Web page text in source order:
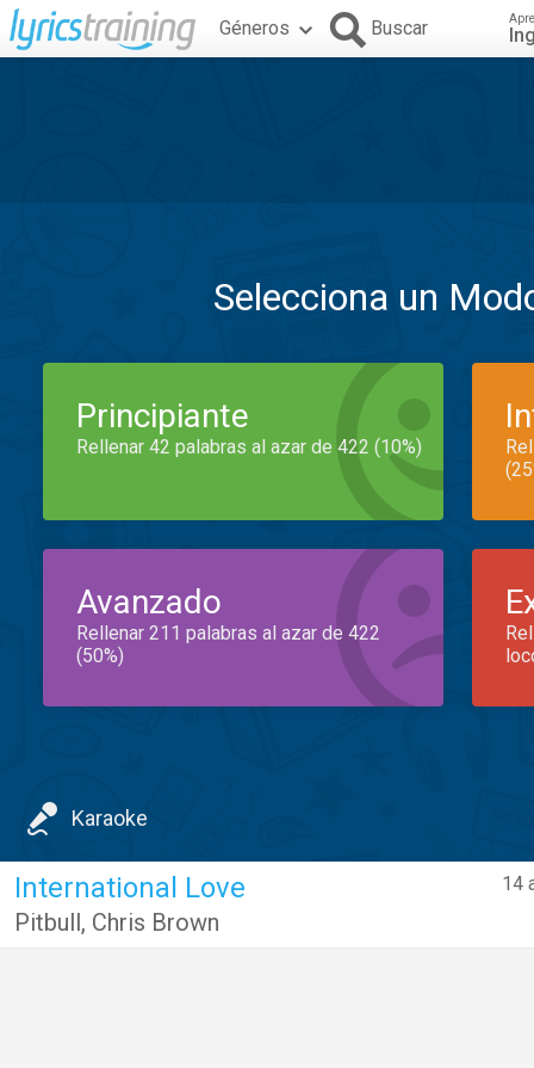
Géneros Buscar
Selecciona un
Principiante
Rellenar 42 palabras al azar de 422 (10%)
Avanzado
Rellenar 211 palabras al azar de 422
(50%)
Karaoke
14
International Love
Pitbull, Chris Brown